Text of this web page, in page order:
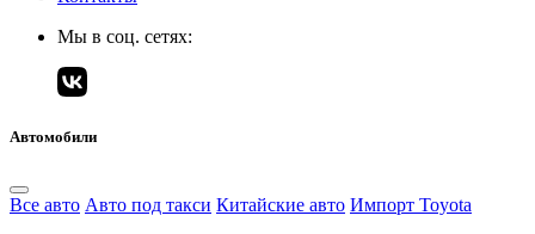
Мы в соц. сетях:
Автомобили
Все авто Авто под такси Китайские авто Импорт Toyota